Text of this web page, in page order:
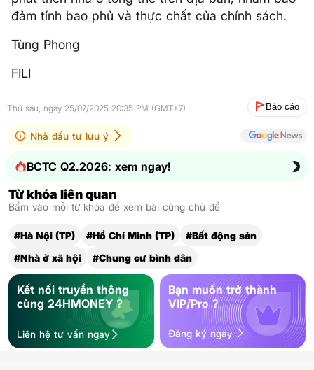
đảm tính bao phủ và thực chất của chính sách.
Tùng Phong
FILI
Thứ sáu, ngày 25/07/2025 20:35 PM (GMT+7) Báo cáo
Nhà đầu tư lưu ý
BCTC Q2.2026: xem ngay!
Từ khóa liên quan
Bấm vào mỗi từ khóa để xem bài cùng chủ đề
#Hà Nội (TP) #Hồ Chí Minh (TP)
#Bất động sản
#Nhà ở xã hội
#Chung cư bình dân
Kết nối truyền thông
cùng 24HMONEY ?
Liên hệ tư vấn ngay
Bạn muốn trở thành
VIP/Pro ?
Đăng ký ngay